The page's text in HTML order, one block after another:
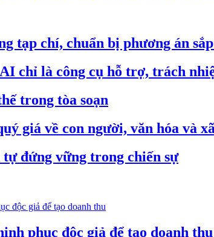
tạp chí, chuẩn bị phương án
chỉ là công cụ hỗ trợ, trách
trong tòa soạn
giá về con người, văn hóa và
đứng vững trong chiến sự
phục độc giả để tạo doanh thu